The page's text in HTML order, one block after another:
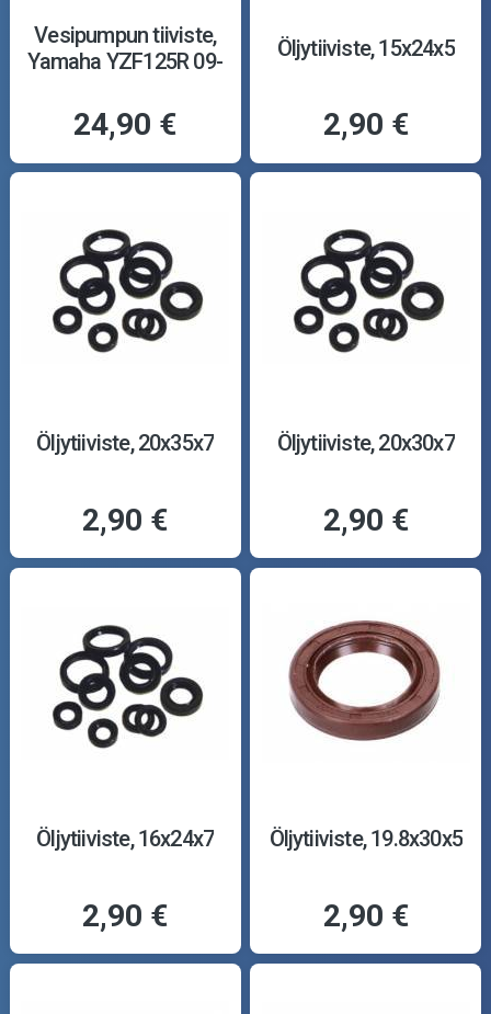
Vesipumpun tiiviste,
Yamaha YZF125R 09-
24,90 €
Öljytiiviste, 15x24x5
2,90 €
Öljytiiviste, 20x35x7
2,90 €
Öljytiiviste, 20x30x7
2,90 €
Öljytiiviste, 16x24x7
2,90 €
Öljytiiviste, 19.8x30x5
2,90 €